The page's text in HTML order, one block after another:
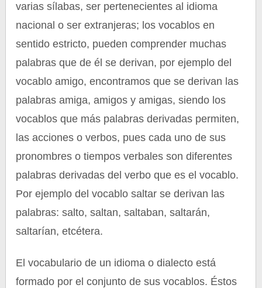
varias sílabas, ser pertenecientes al idioma
nacional o ser extranjeras; los vocablos en
sentido estricto, pueden comprender muchas
palabras que de él se derivan, por ejemplo del
vocablo amigo, encontramos que se derivan las
palabras amiga, amigos y amigas, siendo los
vocablos que más palabras derivadas permiten,
las acciones o verbos, pues cada uno de sus
pronombres o tiempos verbales son diferentes
palabras derivadas del verbo que es el vocablo.
Por ejemplo del vocablo saltar se derivan las
palabras: salto, saltan, saltaban, saltarán,
saltarían, etcétera.
El vocabulario de un idioma o dialecto está
formado por el conjunto de sus vocablos. Éstos